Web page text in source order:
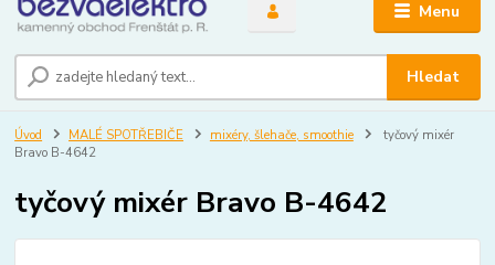
Menu
Hledat
Úvod MALÉ SPOTŘEBIČE mixéry, šlehače, smoothie
tyčový mixér
Bravo B-4642
tyčový mixér Bravo B-4642